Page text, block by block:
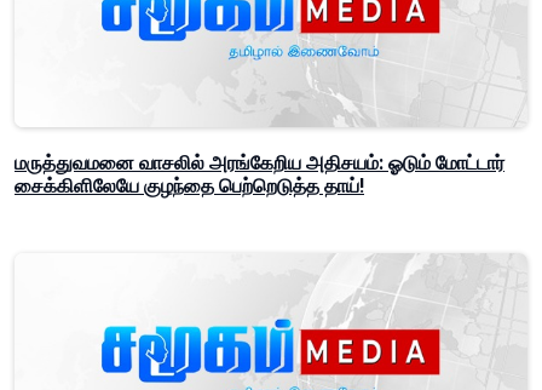
மருத்துவமனை வாசலில் அரங்கேறிய அதிசயம்: ஓடும் மோட்டார்
சைக்கிளிலேயே குழந்தை பெற்றெடுத்த தாய்!